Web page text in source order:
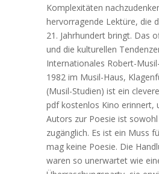
Komplexitäten
hervorragende Lektüre, die
21. Jahrhundert bringt. Das
und die kulturellen
Internationales Robert-
1982 im Musil-Haus,
(Musil-Studien) ist ein
pdf kostenlos Kino erinnert,
Autors zur Poesie ist
zugänglich. Es ist ein Muss
mag keine Poesie. Die
waren so unerwartet wie